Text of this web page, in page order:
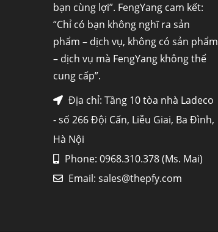
bạn cùng lợi”. FengYang cam kết:
“Chỉ có bạn không nghĩ ra sản
phẩm – dịch vụ, không có sản phẩm
– dịch vụ mà FengYang không thể
cung cấp”.
Địa chỉ: Tầng 10 tòa nhà Ladeco
- số 266 Đội Cấn, Liễu Giai, Ba Đình,
Hà Nội
Phone: 0968.310.378 (Ms. Mai)
Email: sales@thepfy.com